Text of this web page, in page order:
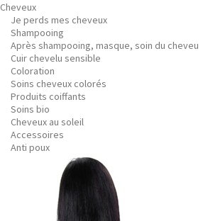
Cheveux
Je perds mes cheveux
Shampooing
Après shampooing, masque, soin du cheveu
Cuir chevelu sensible
Coloration
Soins cheveux colorés
Produits coiffants
Soins bio
Cheveux au soleil
Accessoires
Anti poux